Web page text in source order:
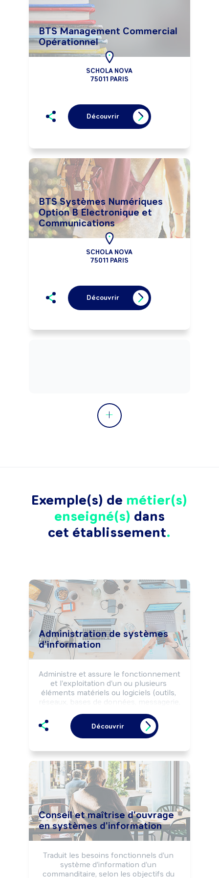
BTS Management Commercial
Opérationnel
SCHOLA NOVA
75011 PARIS
Découvrir
BTS Systèmes Numériques
Option B Electronique et
Communications
SCHOLA NOVA
75011 PARIS
Découvrir
Exemple(s) de métier(s)
enseigné(s) dans
cet établissement
Administration de systèmes
d'information
Administre et assure le fonctionnement
et l'exploitation d'un ou plusieurs
éléments matériels ou logiciels (outils,
réseaux, bases de données, messagerie,
Veille à la cohérence, à l'accessibilité et
à la sécurité des informations.
Peut coordonner une équipe.
Découvrir
Conseil et maîtrise d'ouvrage
en systèmes d'information
Traduit les besoins fonctionnels d'un
système d'information d'un
commanditaire, selon les objectifs du